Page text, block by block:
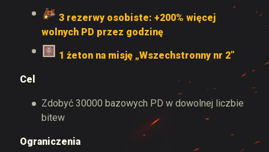
3 rezerwy osobiste: +200% więcej
wolnych PD przez godzinę
1 żeton na misję „Wszechstronny nr 2”
Cel
Zdobyć 30000 bazowych PD w dowolnej liczbie
bitew
Ograniczenia